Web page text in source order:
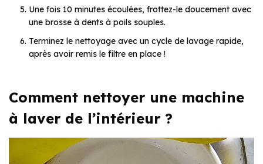
Une fois 10 minutes écoulées, frottez-le doucement avec
une brosse à dents à poils souples.
Terminez le nettoyage avec un cycle de lavage rapide,
après avoir remis le filtre en place !
Comment nettoyer une machine
à laver de l’intérieur ?